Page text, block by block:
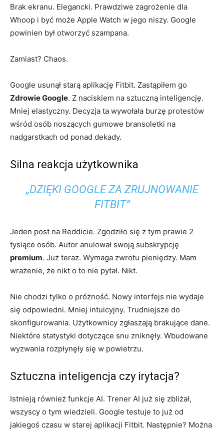
Brak ekranu. Elegancki. Prawdziwe zagrożenie dla
Whoop i być może Apple Watch w jego niszy. Google
powinien był otworzyć szampana.
Zamiast? Chaos.
Google usunął starą aplikację Fitbit. Zastąpiłem go
Zdrowie Google. Z naciskiem na sztuczną inteligencję.
Mniej elastyczny. Decyzja ta wywołała burzę protestów
wśród osób noszących gumowe bransoletki na
nadgarstkach od ponad dekady.
Silna reakcja użytkownika
„DZIĘKI GOOGLE ZA ZRUJNOWANIE
FITBIT”
Jeden post na Reddicie. Zgodziło się z tym prawie 2
tysiące osób. Autor anulował swoją subskrypcję
premium. Już teraz. Wymaga zwrotu pieniędzy. Mam
wrażenie, że nikt o to nie pytał. Nikt.
Nie chodzi tylko o próżność. Nowy interfejs nie wydaje
się odpowiedni. Mniej intuicyjny. Trudniejsze do
skonfigurowania. Użytkownicy zgłaszają brakujące dane.
Niektóre statystyki dotyczące snu zniknęły. Wbudowane
wyzwania rozpłynęły się w powietrzu.
Sztuczna inteligencja czy irytacja?
Istnieją również funkcje AI. Trener AI już się zbliżał,
wszyscy o tym wiedzieli. Google testuje to już od
jakiegoś czasu w starej aplikacji Fitbit. Następnie? Można